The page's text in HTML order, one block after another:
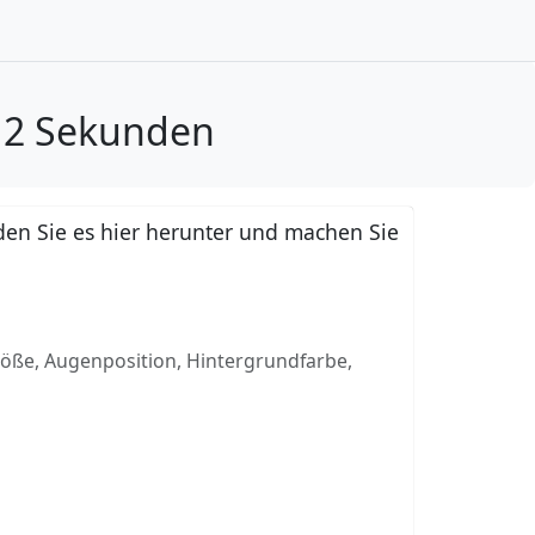
Sekunden
Sie es hier herunter und machen Sie
Augenposition, Hintergrundfarbe,